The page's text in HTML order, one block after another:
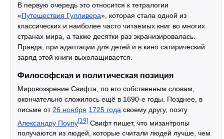
В первую очередь это относится к тетралогии
«Путешествия Гулливера», которая стала одной из
классических и наиболее часто читаемых книг во многих
странах мира, а также десятки раз экранизировалась.
Правда, при адаптации для детей и в кино сатирический
заряд этой книги выхолащивается.
Философская и политическая позиция
Мировоззрение Свифта, по его собственным словам,
окончательно сложилось ещё в 1690-е годы. Позднее, в
письме от 26 ноября 1725 года своему другу, поэту
Александру Поупу[19] Свифт пишет, что мизантропы
получаются из людей, которые считали людей лучше, чем